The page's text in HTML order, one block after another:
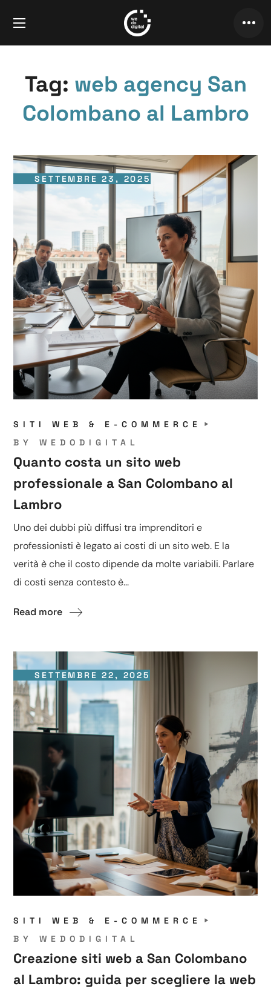
Tag: web agency San
Colombano al Lambro
SETTEMBRE 23, 2025
SITI WEB & E-COMMERCE
BYWEDODIGITAL
Quanto costa un sito web
professionale a San Colombano al
Lambro
Uno dei dubbi più diffusi tra imprenditori e
professionisti è legato ai costi di un sito web. E la
verità è che il costo dipende da molte variabili. Parlare
di costi senza contesto è...
Read more
SETTEMBRE 22, 2025
SITI WEB & E-COMMERCE
BYWEDODIGITAL
Creazione siti web a San Colombano
al Lambro: guida per scegliere la web